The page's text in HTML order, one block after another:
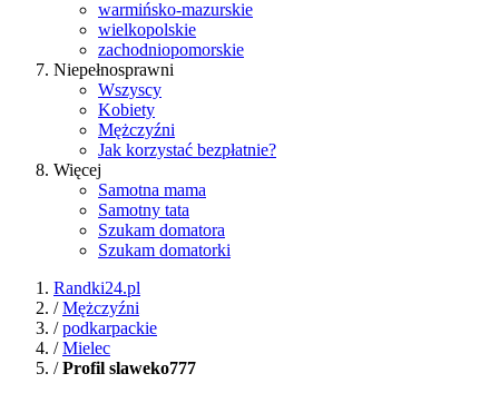
warmińsko-mazurskie
wielkopolskie
zachodniopomorskie
Niepełnosprawni
Wszyscy
Kobiety
Mężczyźni
Jak korzystać bezpłatnie?
Więcej
Samotna mama
Samotny tata
Szukam domatora
Szukam domatorki
Randki24.pl
/Mężczyźni
/podkarpackie
/Mielec
/Profil slaweko777